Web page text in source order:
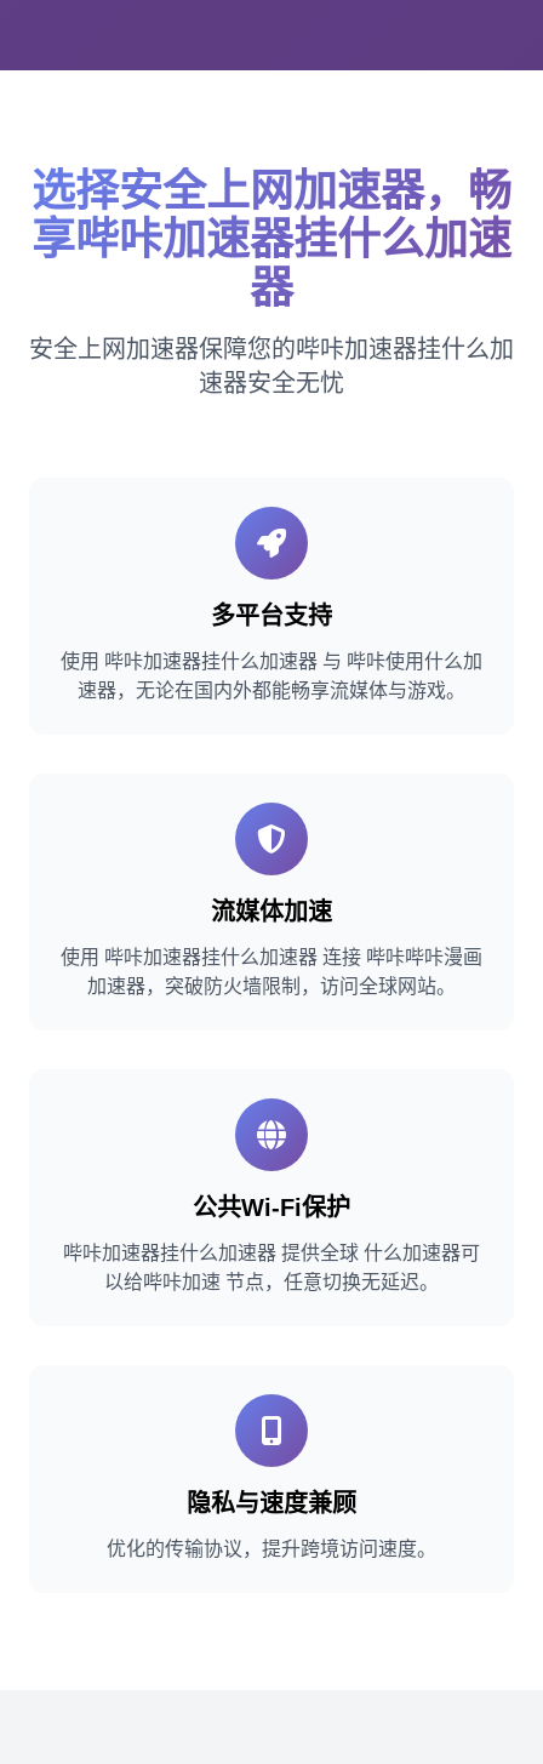
选择安全上网加速器，畅
享哔咔加速器挂什么加速
器
安全上网加速器保障您的哔咔加速器挂什么加
速器安全无忧
多平台支持
使用 哔咔加速器挂什么加速器 与 哔咔使用什么加
速器，无论在国内外都能畅享流媒体与游戏。
流媒体加速
使用 哔咔加速器挂什么加速器 连接 哔咔哔咔漫画
加速器，突破防火墙限制，访问全球网站。
公共Wi-Fi保护
哔咔加速器挂什么加速器 提供全球 什么加速器可
以给哔咔加速 节点，任意切换无延迟。
隐私与速度兼顾
优化的传输协议，提升跨境访问速度。